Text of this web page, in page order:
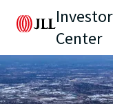
Investor
Center